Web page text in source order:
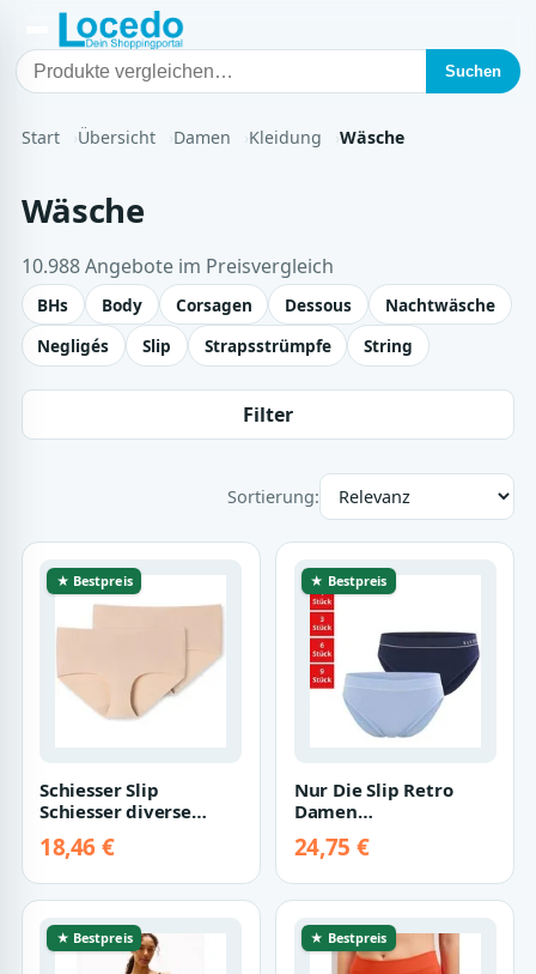
Suchen
Start Übersicht Damen Kleidung Wäsche
Wäsche
10.988 Angebote im Preisvergleich
BHs Body Corsagen Dessous
Nachtwäsche
Negligés
Slip Strapsstrümpfe String
Filter
Sortierung:
★ Bestpreis
Schiesser Slip
Schiesser diverse
Damen Slips und
Shorts (2-St) unterho…
18,46 €
★ Bestpreis
Nur Die Slip Retro
Damen
(1er/3er/6er/9er Pack,
2-St) unterhose
24,75 €
★ Bestpreis ★ Bestpreis